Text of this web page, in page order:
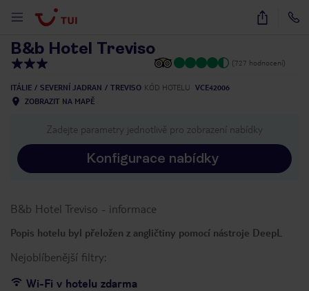
19
B&b Hotel Treviso
(727 hodnocení)
ITÁLIE SEVERNÍ JADRAN TREVISO KÓD HOTELU
VCE42006
ZOBRAZIT NA MAPĚ
Zadejte parametry jednotlivě pro zobrazení nabídky
Konfigurace nabídky
B&b Hotel Treviso - informace
Popis hotelu byl přeložen z angličtiny pomocí nástroje DeepL
Nejoblíbenější filtry:
Wi-Fi v hotelu zdarma